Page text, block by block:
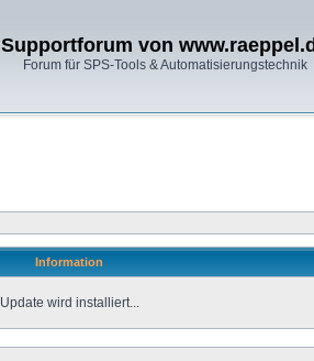
Supportforum von
Forum für SPS-Tools & Automatisierungstechnik
Information
Update wird installiert...